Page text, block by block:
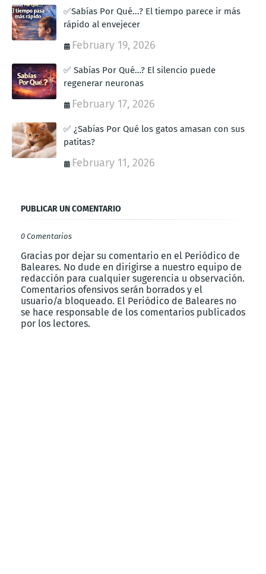
✅Sabías Por Qué...? El tiempo parece ir más
rápido al envejecer
February 19, 2026
✅ Sabías Por Qué…? El silencio puede
regenerar neuronas
February 17, 2026
✅ ¿Sabías Por Qué los gatos amasan con sus
patitas?
February 11, 2026
PUBLICAR UN COMENTARIO
0 Comentarios
Gracias por dejar su comentario en el Periódico de
Baleares. No dude en dirigirse a nuestro equipo de
redacción para cualquier sugerencia u observación.
Comentarios ofensivos serán borrados y el
usuario/a bloqueado. El Periódico de Baleares no
se hace responsable de los comentarios publicados
por los lectores.